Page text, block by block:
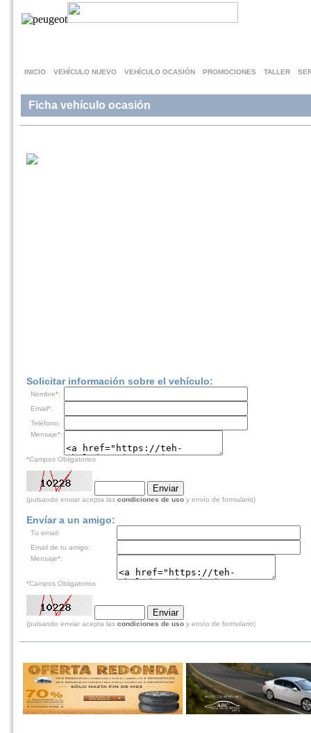
INICIO VEHÍCULO NUEVO VEHÍCULO OCASIÓN PROMOCIONES TALLER
Ficha vehículo ocasión
Solicitar información sobre el vehículo:
Nombre*:
Email*:
Teléfono:
Mensaje*:
*Campos Obligatorios
(pulsando enviar acepta las condiciones de uso y envío de formulario)
Envíar a un amigo:
Tu email:
Email de tu amigo:
Mensaje*:
*Campos Obligatorios
(pulsando enviar acepta las condiciones de uso y envío de formulario)